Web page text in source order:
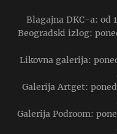
Blagajna DKC-a: od
Beogradski izlog:
Likovna galerija:
Galerija Artget:
Galerija Podroom: